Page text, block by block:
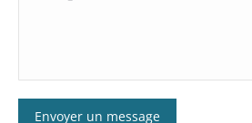
Envoyer un message